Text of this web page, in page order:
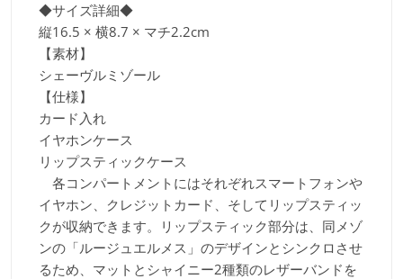
◆サイズ詳細◆
縦16.5 × 横8.7 × マチ2.2cm
【素材】
シェーヴルミゾール
【仕様】
カード入れ
イヤホンケース
リップスティックケース
各コンパートメントにはそれぞれスマートフォンや
イヤホン、クレジットカード、そしてリップスティッ
クが収納できます。リップスティック部分は、同メゾ
ンの「ルージュエルメス」のデザインとシンクロさせ
るため、マットとシャイニー2種類のレザーバンドを